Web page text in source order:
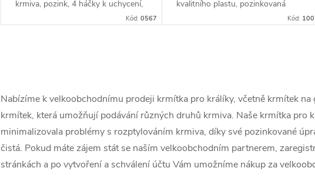
krmiva, pozink, 4 háčky k uchycení,
Kód:0567
kvalitního plastu, pozinkovaná
ochrana, se 2 oddíly a kapacitou 3,5
Kód:
v
l
á
d
Nabízíme k velkoobchodnímu prodeji krmítka pro králíky, včetně krmítek
krmítek, která umožňují podávání různých druhů krmiva. Naše krmítka pro
minimalizovala problémy s rozptylováním krmiva, díky své pozinkované
čistá. Pokud máte zájem stát se naším velkoobchodním partnerem,
stránkách a po vytvoření a schválení účtu Vám umožníme nákup za